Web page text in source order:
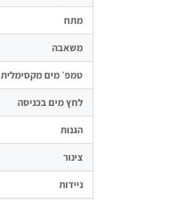
מתח
משאבה
טמפ׳ מים מקסימלית
לחץ מים בכניסה
הגנות
צינור
ניידות